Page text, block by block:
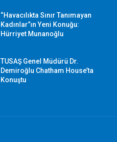
“Havacılıkta Sınır Tanımayan
Kadınlar”ın Yeni Konuğu:
Hürriyet Munanoğlu
TUSAŞ Genel Müdürü Dr.
Demiroğlu Chatham House’ta
Konuştu